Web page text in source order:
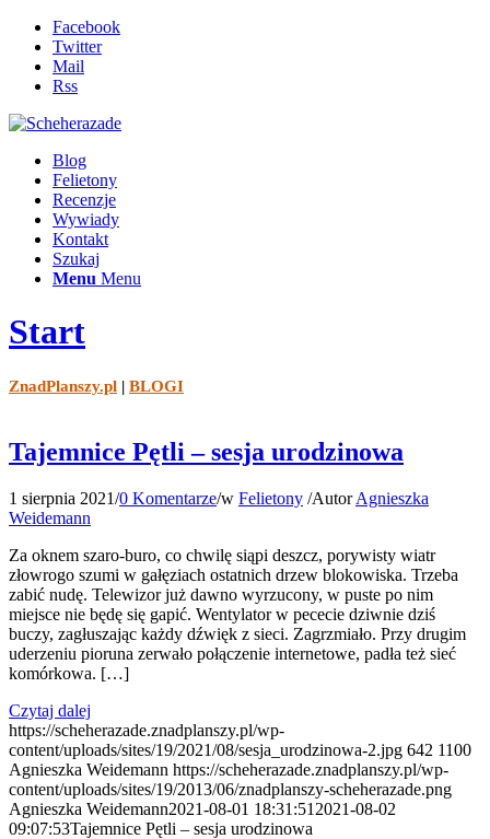
Facebook
Twitter
Mail
Rss
Blog
Felietony
Recenzje
Wywiady
Kontakt
Szukaj
Menu Menu
Start
ZnadPlanszy.pl | BLOGI
Tajemnice Pętli – sesja urodzinowa
1 sierpnia 2021/0 Komentarze/w Felietony /AutorAgnieszka
Weidemann
Za oknem szaro-buro, co chwilę siąpi deszcz, porywisty wiatr
złowrogo szumi w gałęziach ostatnich drzew blokowiska. Trzeba
zabić nudę. Telewizor już dawno wyrzucony, w puste po nim
miejsce nie będę się gapić. Wentylator w pececie dziwnie dziś
buczy, zagłuszając każdy dźwięk z sieci. Zagrzmiało. Przy drugim
uderzeniu pioruna zerwało połączenie internetowe, padła też sieć
komórkowa. […]
Czytaj dalej
https://scheherazade.znadplanszy.pl/wp-
content/uploads/sites/19/2021/08/sesja_urodzinowa-2.jpg 642 1100
Agnieszka Weidemann https://scheherazade.znadplanszy.pl/wp-
content/uploads/sites/19/2013/06/znadplanszy-scheherazade.png
Agnieszka Weidemann2021-08-01 18:31:51 2021-08-02
09:07:53Tajemnice Pętli – sesja urodzinowa